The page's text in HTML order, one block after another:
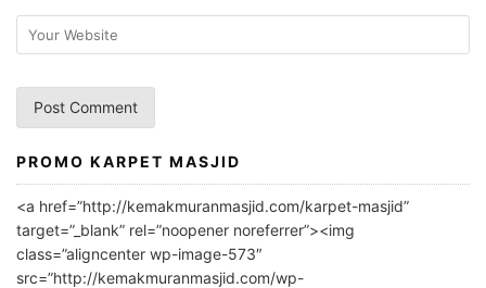
A
l
r
PROMO KARPET MASJID
<a href=”http://kemakmuranmasjid.com/karpet-masjid”
target=”_blank” rel=”noopener noreferrer”><img
class=”aligncenter wp-image-573″
src=”http://kemakmuranmasjid.com/wp-